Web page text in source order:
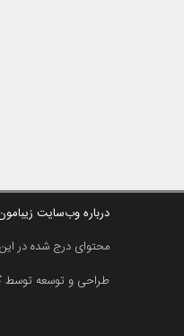
درباره وب‌سایت
محتوای درج شده در
طراحی و توسعه توسط